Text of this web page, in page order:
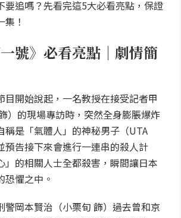
要追嗎？先看完這5大必看亮點，保證
！
一號》必看亮點｜劇情簡
目開始說起，一名教授在接受記者甲
）的現場專訪時，突然全身膨脹爆炸
稱是「氣體人」的神秘男子（UTA
預告接下來會進行一連串的殺人計
」的相關人士全都殺害，瞬間讓日本
恐懼之中。
警岡本賢治（小栗旬 飾）過去曾和京